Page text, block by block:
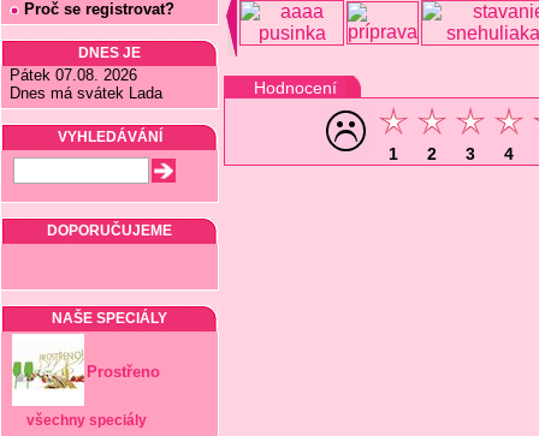
Proč se registrovat?
DNES JE
Pátek 07.08. 2026
Dnes má svátek Lada
VYHLEDÁVÁNÍ
DOPORUČUJEME
NAŠE SPECIÁLY
Prostřeno
všechny speciály
Hodnocení
1 2 3 4